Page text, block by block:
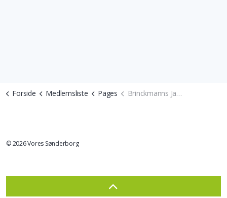
Forside Medlemsliste Pages Brinckmanns Jazzbar
© 2026 Vores Sønderborg